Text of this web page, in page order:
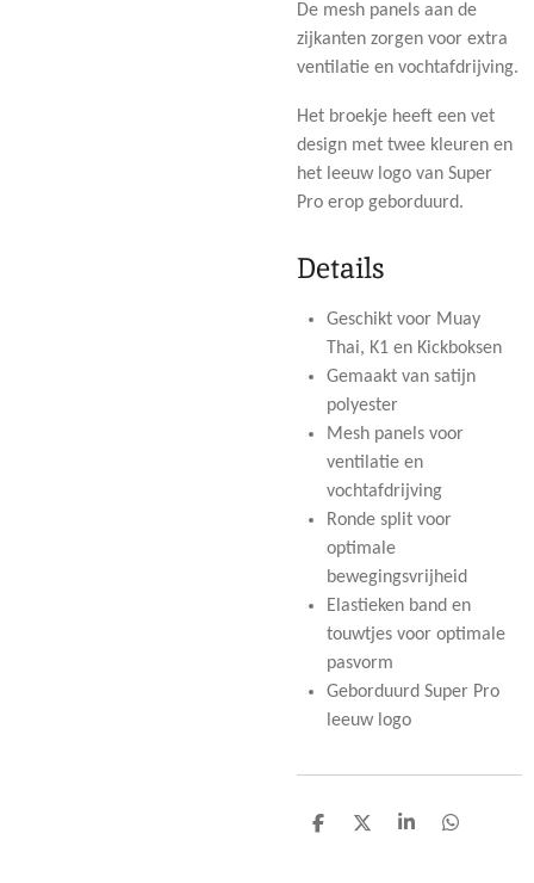
De mesh panels aan de
zijkanten zorgen voor extra
ventilatie en vochtafdrijving.
Het broekje heeft een vet
design met twee kleuren en
het leeuw logo van Super
Pro erop geborduurd.
Details
Geschikt voor Muay
Thai, K1 en Kickboksen
Gemaakt van satijn
polyester
Mesh panels voor
ventilatie en
vochtafdrijving
Ronde split voor
optimale
bewegingsvrijheid
Elastieken band en
touwtjes voor optimale
pasvorm
Geborduurd Super Pro
leeuw logo
D
D
S
D